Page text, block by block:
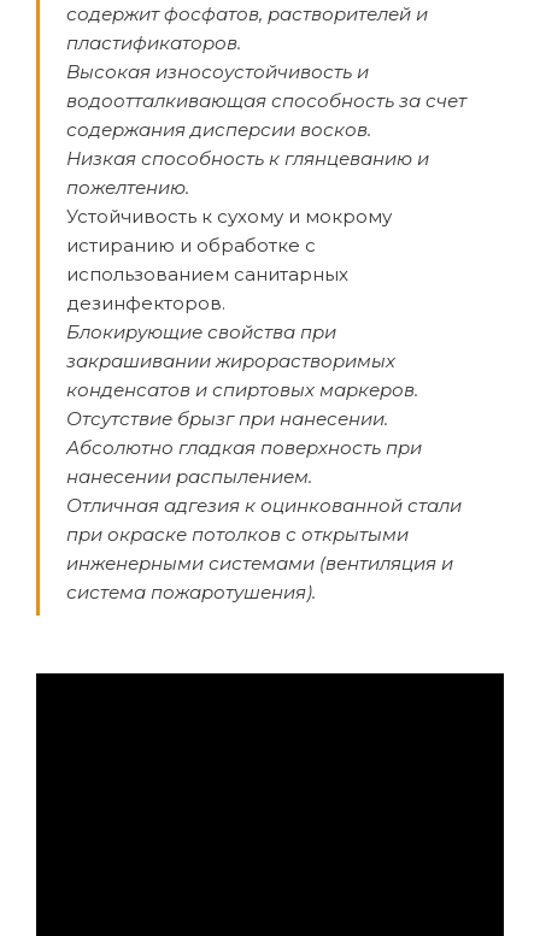
содержит фосфатов, растворителей и
пластификаторов.
Высокая износоустойчивость и
водоотталкивающая способность за счет
содержания дисперсии восков.
Низкая способность к глянцеванию и
пожелтению.
Устойчивость к сухому и мокрому
истиранию и обработке с
использованием санитарных
дезинфекторов.
Блокирующие свойства при
закрашивании жирорастворимых
конденсатов и спиртовых маркеров.
Отсутствие брызг при нанесении.
Абсолютно гладкая поверхность при
нанесении распылением.
Отличная адгезия к оцинкованной стали
при окраске потолков с открытыми
инженерными системами (вентиляция и
система пожаротушения).